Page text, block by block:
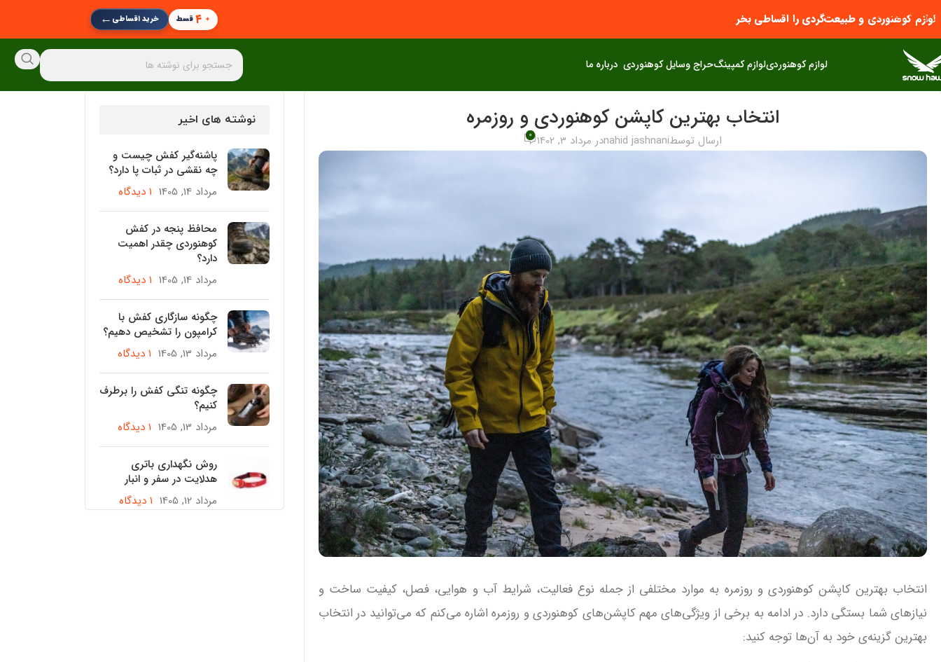
پرش به پیمایش
لوازم کوهنوردی و طبیعت‌گردی را اقساطی بخر ۴قسط خرید اقساطی ←
لوازم کوهنوردیلوازم کمپینگحراج وسایل کوهنوردی درباره ما
انتخاب بهترین کاپشن کوهنوردی و روزمره
ارسال توسطnahid jashnaniدر مرداد 3, 1402 0
انتخاب بهترین کاپشن کوهنوردی و روزمره به موارد مختلفی از جمله نوع فعالیت، شرایط آب و هوایی، فصل، کیفیت ساخت و
نیازهای شما بستگی دارد. در ادامه به برخی از ویژگی‌های مهم کاپشن‌های کوهنوردی و روزمره اشاره می‌کنم که می‌توانید در انتخاب
بهترین گزینه‌ی خود به آن‌ها توجه کنید:
نوشته های اخیر
پاشنه‌گیر کفش چیست و
چه نقشی در ثبات پا دارد؟
مرداد 14, 1405
۱ دیدگاه
محافظ پنجه در کفش
کوهنوردی چقدر اهمیت
دارد؟
مرداد 14, 1405
۱ دیدگاه
چگونه سازگاری کفش با
کرامپون را تشخیص دهیم؟
مرداد 13, 1405
۱ دیدگاه
چگونه تنگی کفش را برطرف
کنیم؟
مرداد 13, 1405
۱ دیدگاه
روش نگهداری باتری
هدلایت در سفر و انبار
مرداد 12, 1405
۱ دیدگاه